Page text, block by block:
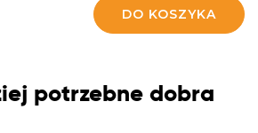
DO KOSZYKA
potrzebne dobra